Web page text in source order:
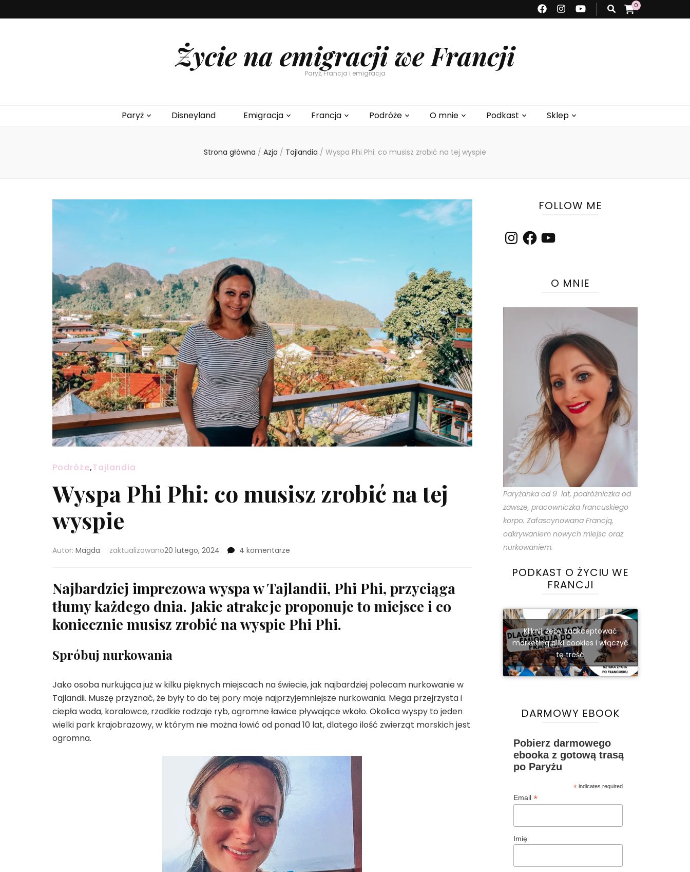
0
Życie na emigracji we Francji
Paryż, Francja i emigracja
Paryż Disneyland Emigracja Francja Podróże O mnie Podkast Sklep
Strona główna / Azja / Tajlandia / Wyspa Phi Phi: co musisz zrobić na tej wyspie
Podróże,Tajlandia
Wyspa Phi Phi: co musisz zrobić na tej
wyspie
Autor: Magda zaktualizowano20 lutego, 2024 4 komentarze
Phi:
co
musisz
zrobić
na
Najbardziej imprezowa wyspa w Tajlandii, Phi Phi, przyciąga
tłumy każdego dnia. Jakie atrakcje proponuje to miejsce i co
koniecznie musisz zrobić na wyspie Phi Phi.
Spróbuj nurkowania
Jako osoba nurkująca już w kilku pięknych miejscach na świecie, jak najbardziej polecam nurkowanie w
Tajlandii. Muszę przyznać, że były to do tej pory moje najprzyjemniejsze nurkowania. Mega przejrzysta i
ciepła woda, koralowce, rzadkie rodzaje ryb, ogromne ławice pływające wkoło. Okolica wyspy to jeden
wielki park krajobrazowy, w którym nie można łowić od ponad 10 lat, dlatego ilość zwierząt morskich jest
ogromna.
FOLLOW ME
Instagram
FacebookYouTube
O MNIE
Paryżanka od 9 lat, podróżniczka od
zawsze, pracowniczka francuskiego
korpo. Zafascynowana Francją,
odkrywaniem nowych miejsc oraz
nurkowaniem.
PODKAST O ŻYCIU WE
FRANCJI
Kliknij, żeby zaakceptować
marketing pliki cookies i włączyć
tę treść
DARMOWY EBOOK
Pobierz darmowego
ebooka z gotową trasą
po Paryżu
* indicates required
Email *
Imię